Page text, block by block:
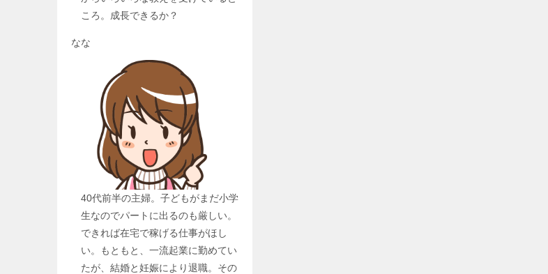
ころ。成長できるか？
なな
40代前半の主婦。子どもがまだ小学
生なのでパートに出るのも厳しい。
できれば在宅で稼げる仕事がほし
い。もともと、一流起業に勤めてい
たが、結婚と妊娠により退職。その